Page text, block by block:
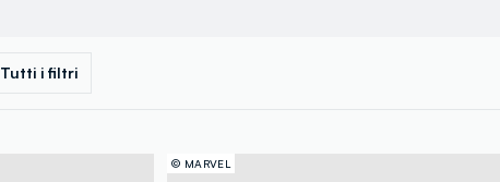
Tutti i filtri
© MARVEL